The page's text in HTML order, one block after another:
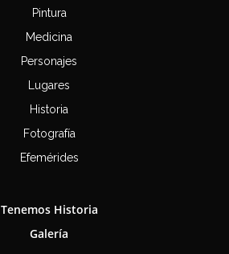
Pintura
Medicina
Personajes
Lugares
Historia
Fotografía
Efemérides
Tenemos Historia
Galería